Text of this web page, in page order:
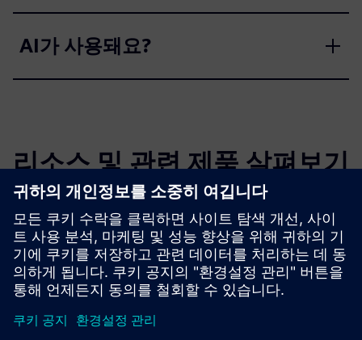
AI가 사용돼요?
리소스 및 관련 제품 살펴보기
추가 정보 및 리소스
파인 C&I _ 회사 소개